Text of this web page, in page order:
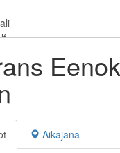
Aikajana